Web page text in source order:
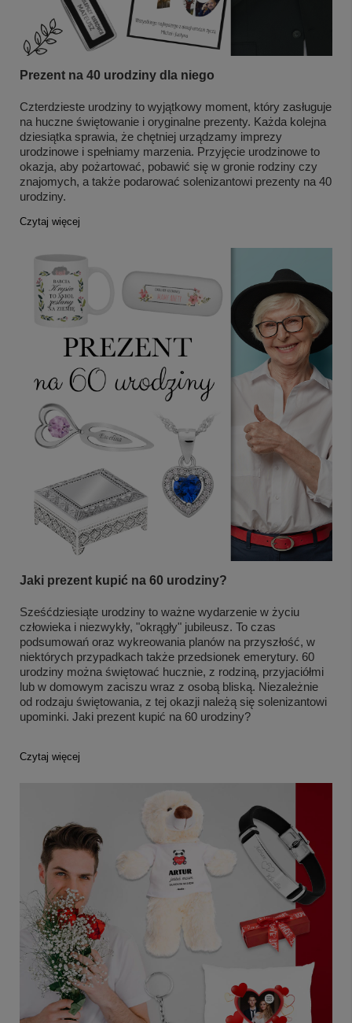
Prezent na 40 urodziny dla niego
Czterdzieste urodziny to wyjątkowy moment, który zasługuje
na huczne świętowanie i oryginalne prezenty. Każda kolejna
dziesiątka sprawia, że chętniej urządzamy imprezy
urodzinowe i spełniamy marzenia. Przyjęcie urodzinowe to
okazja, aby pożartować, pobawić się w gronie rodziny czy
znajomych, a także podarować solenizantowi prezenty na 40
urodziny.
Czytaj więcej
Jaki prezent kupić na 60 urodziny?
Sześćdziesiąte urodziny to ważne wydarzenie w życiu
człowieka i niezwykły, "okrągły" jubileusz. To czas
podsumowań oraz wykreowania planów na przyszłość, w
niektórych przypadkach także przedsionek emerytury. 60
urodziny można świętować hucznie, z rodziną, przyjaciółmi
lub w domowym zaciszu wraz z osobą bliską. Niezależnie
od rodzaju świętowania, z tej okazji należą się solenizantowi
upominki. Jaki prezent kupić na 60 urodziny?
Czytaj więcej